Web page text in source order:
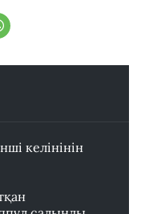
келінінін